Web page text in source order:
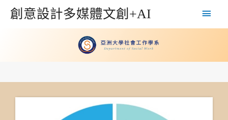
創意設計多媒體文創+AI